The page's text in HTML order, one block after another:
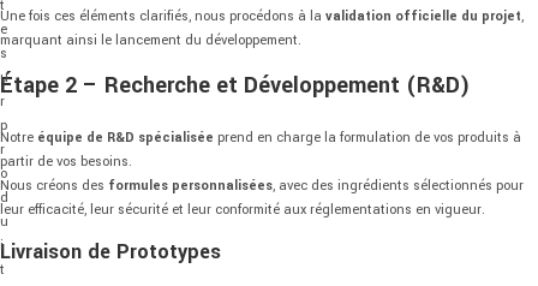
t
e
s
u
r
p
r
o
d
u
i
t
Une fois ces éléments clarifiés, nous procédons à la validation officielle du projet,
marquant ainsi le lancement du développement.
Étape 2 – Recherche et Développement (R&D)
Notre équipe de R&D spécialisée prend en charge la formulation de vos produits à
partir de vos besoins.
Nous créons des formules personnalisées, avec des ingrédients sélectionnés pour
leur efficacité, leur sécurité et leur conformité aux réglementations en vigueur.
Livraison de Prototypes